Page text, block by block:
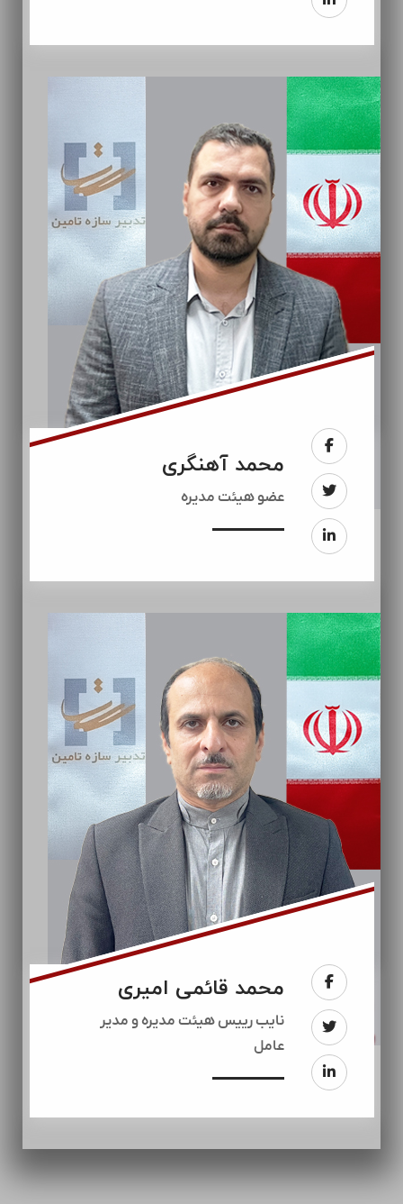
محمد آهنگری
عضو هیئت مدیره
محمد قائمی امیری
نایب رییس هیئت مدیره و مدیر
عامل